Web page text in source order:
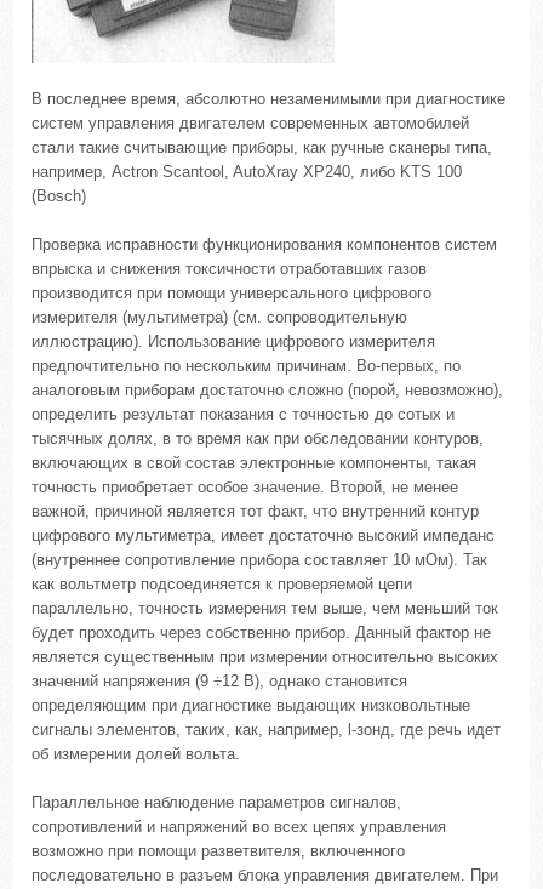
В последнее время, абсолютно незаменимыми при диагностике
систем управления двигателем современных автомобилей
стали такие считывающие приборы, как ручные сканеры типа,
например, Actron Scantool, AutoXray XP240, либо KTS 100
(Bosch)
Проверка исправности функционирования компонентов систем
впрыска и снижения токсичности отработавших газов
производится при помощи универсального цифрового
измерителя (мультиметра) (см. сопроводительную
иллюстрацию). Использование цифрового измерителя
предпочтительно по нескольким причинам. Во-первых, по
аналоговым приборам достаточно сложно (порой, невозможно),
определить результат показания с точностью до сотых и
тысячных долях, в то время как при обследовании контуров,
включающих в свой состав электронные компоненты, такая
точность приобретает особое значение. Второй, не менее
важной, причиной является тот факт, что внутренний контур
цифрового мультиметра, имеет достаточно высокий импеданс
(внутреннее сопротивление прибора составляет 10 мОм). Так
как вольтметр подсоединяется к проверяемой цепи
параллельно, точность измерения тем выше, чем меньший ток
будет проходить через собственно прибор. Данный фактор не
является существенным при измерении относительно высоких
значений напряжения (9 ÷12 В), однако становится
определяющим при диагностике выдающих низковольтные
сигналы элементов, таких, как, например, l-зонд, где речь идет
об измерении долей вольта.
Параллельное наблюдение параметров сигналов,
сопротивлений и напряжений во всех цепях управления
возможно при помощи разветвителя, включенного
последовательно в разъем блока управления двигателем. При